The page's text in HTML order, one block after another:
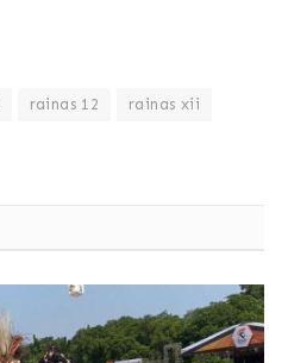
rainas 12 rainas xii